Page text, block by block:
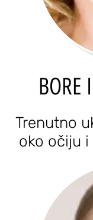
BORE
Trenutno
oko očiju